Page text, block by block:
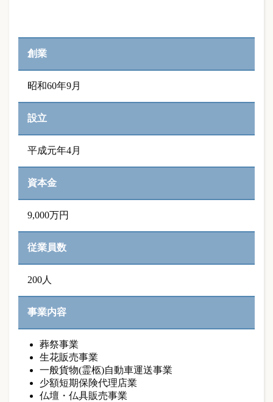
創業
昭和60年9月
設立
平成元年4月
資本金
9,000万円
従業員数
200人
事業内容
葬祭事業
生花販売事業
一般貨物(霊柩)自動車運送事業
少額短期保険代理店業
仏壇・仏具販売事業